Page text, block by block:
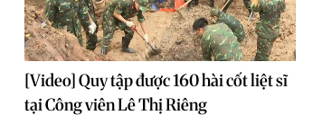
[Video] Quy tập được 160 hài cốt liệt sĩ
tại Công viên Lê Thị Riêng